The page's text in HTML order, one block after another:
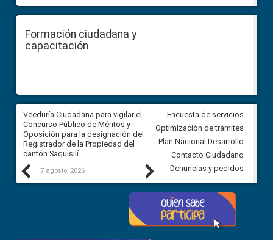
Formación ciudadana y
capacitación
Previous
Veeduría Ciudadana para vigilar el
Concurso Público de Méritos y
Oposición para la designación del
Registrador de la Propiedad del
cantón Saquisilí
7 agosto, 2026
Veeduría Ciudadana para
construcción del asfaltado de
Ballenita del cantón Santa
7 agosto, 2026
Next
Encuesta de servicios
Optimización de trámites
Plan Nacional Desarrollo
Contacto Ciudadano
Denuncias y pedidos